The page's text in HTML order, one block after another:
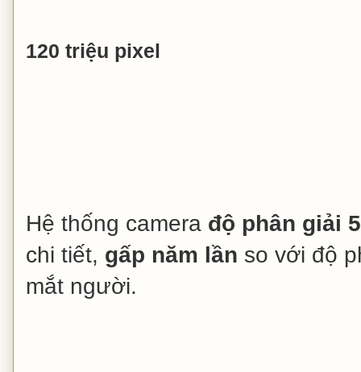
120 triệu pixel
Hệ thống camera độ phân giải
chi tiết, gấp năm lần so với độ
mắt người.